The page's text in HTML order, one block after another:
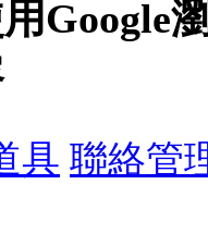
Google
具 聯絡管